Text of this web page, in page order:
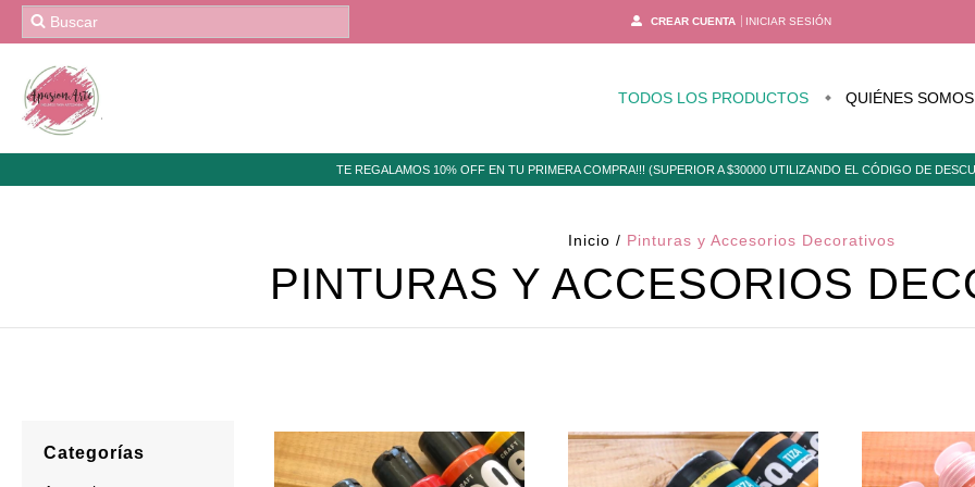
CREAR CUENTA INICIAR SESIÓN
TODOS LOS PRODUCTOS QUIÉNES SOMOS
TE REGALAMOS 10% OFF EN TU PRIMERA COMPRA!!! (SUPERIOR A $30000 UTILIZANDO EL CÓDIGO DE
Inicio / Pinturas y Accesorios Decorativos
PINTURAS Y ACCESORIOS
Categorías